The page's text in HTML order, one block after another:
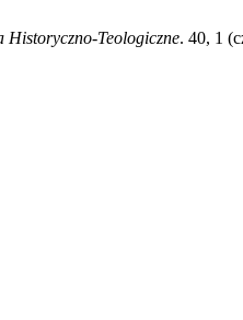
Historyczno-Teologiczne. 40, 1